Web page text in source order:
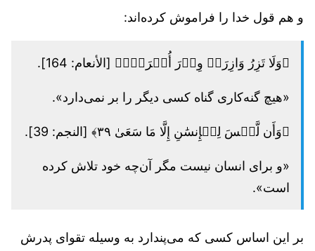
و هم قول خدا را فراموش کرده‌اند:
﴿وَلَا تَزِرُ وَازِرَةٞ وِزۡرَ أُخۡرَىٰۚ﴾ [الأنعام: 164].
«هیچ گنه‌کاری گناه کسی دیگر را بر نمی‌دارد».
﴿وَأَن لَّيۡسَ لِلۡإِنسَٰنِ إِلَّا مَا سَعَىٰ ٣٩﴾ [النجم: 39].
«و برای انسان نیست مگر آن‌چه خود تلاش کرده
است».
بر این اساس کسی که می‌پندارد به وسیله تقوای پدرش